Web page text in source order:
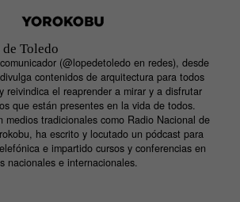
Toledo
(@lopedetoledo en redes), desde
contenidos de arquitectura para todos
reivindica el reaprender a mirar y a disfrutar
que están presentes en la vida de todos.
medios tradicionales como Radio Nacional de
ha escrito y locutado un pódcast para
e impartido cursos y conferencias en
nacionales e internacionales.